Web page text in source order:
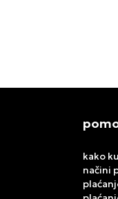
kako
načini